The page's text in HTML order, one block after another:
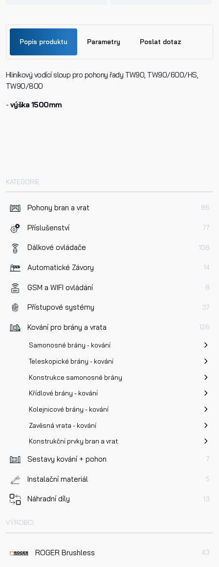
KATEGORIE
Pohony bran a vrat 86
Příslušenství 77
Dálkové ovládače 108
Automatické Závory 14
GSM a WIFI ovládání 8
Přístupové systémy 37
Kování pro brány a vrata 126
Samonosné brány - kování
Teleskopické brány - kování
Konstrukce samonosné brány
Křídlové brány - kování
Kolejnicové brány - kování
Zavěsná vrata - kování
Konstrukční prvky bran a vrat
Sestavy kování + pohon 7
Instalační materiál 5
Náhradní díly 13
VÝROBCI
ROGER Brushless 43
Popis produktu Parametry Poslat dotaz
Hliníkový vodící sloup pro pohony řady TW90, TW90/600/HS,
TW90/800
- výška 1500mm
Jméno
E-mail
Dotaz k produktu
osobních údajůa na základě toho souhlasím se